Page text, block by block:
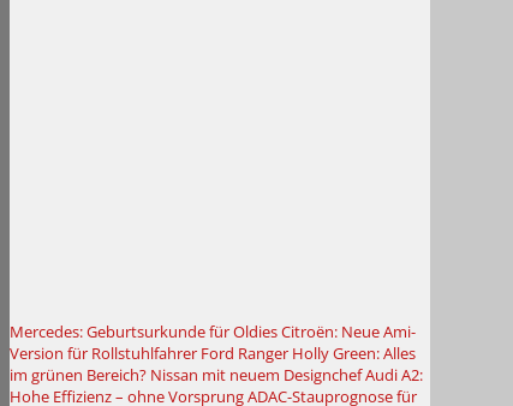
Mercedes: Geburtsurkunde für OldiesCitroën: Neue Ami-
Version für Rollstuhlfahrer Ford Ranger Holly Green: Alles
im grünen Bereich? Nissan mit neuem DesignchefAudi A2:
Hohe Effizienz – ohne VorsprungADAC-Stauprognose für